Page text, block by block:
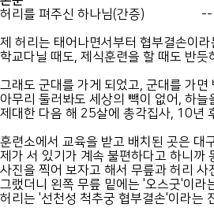
허리를 펴주신 하나님(간증) --
제 허리는 태어나면서부터 협부결손이
학교다닐 때도, 제식훈련을 할 때도 반
그래도 군대를 가게 되었고, 군대를 가면
아무리 둘러봐도 세상의 빽이 없어, 하
제대한 다음 해 25살에 총각집사, 10년
훈련소에서 교육을 받고 배치된 곳은 대
제가 서 있기가 계속 불편하다고 하니까
사진을 찍어 보자고 해서 무릎과 허리 사
그랬더니 왼쪽 무릎 밑에는 '오스굿'이라
허리는 '선천성 척추궁 협부결손'이라는